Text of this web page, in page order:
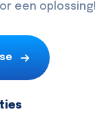
een oplossing!